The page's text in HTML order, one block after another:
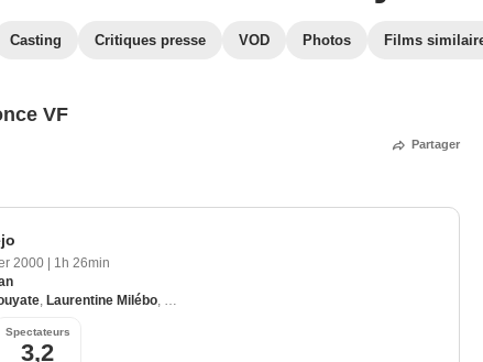
Casting Critiques presse VOD Photos Films
VF
Partager
2000 | 1h 26min
Laurentine Milébo
Spectateurs
3,2